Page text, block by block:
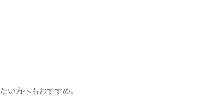
い方へもおすすめ。